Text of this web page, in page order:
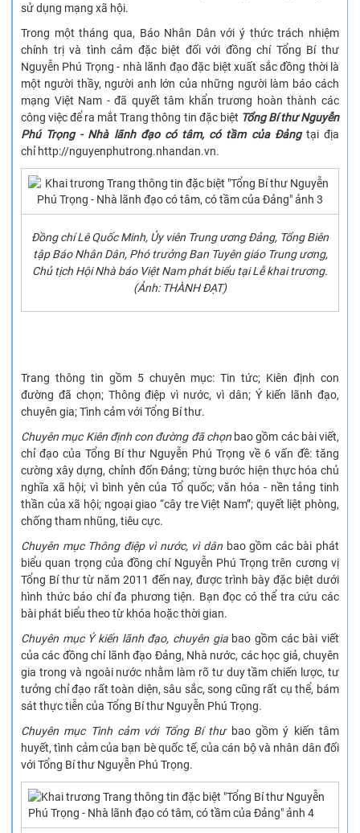
sử dụng mạng xã hội.
Trong một tháng qua, Báo Nhân Dân với ý thức trách nhiệm
chính trị và tình cảm đặc biệt đối với đồng chí Tổng Bí thư
Nguyễn Phú Trọng - nhà lãnh đạo đặc biệt xuất sắc đồng thời là
một người thầy, người anh lớn của những người làm báo cách
mạng Việt Nam - đã quyết tâm khẩn trương hoàn thành các
công việc để ra mắt Trang thông tin đặc biệt Tổng Bí thư Nguyễn
Phú Trọng - Nhà lãnh đạo có tâm, có tầm của Đảngtại địa
chỉ http://nguyenphutrong.nhandan.vn.
Đồng chí Lê Quốc Minh, Ủy viên Trung ương Đảng, Tổng Biên
tập Báo Nhân Dân, Phó trưởng Ban Tuyên giáo Trung ương,
Chủ tịch Hội Nhà báo Việt Nam phát biểu tại Lễ khai trương.
(Ảnh: THÀNH ĐẠT)
Trang thông tin gồm 5 chuyên mục: Tin tức; Kiên định con
đường đã chọn; Thông điệp vì nước, vì dân; Ý kiến lãnh đạo,
chuyên gia; Tình cảm với Tổng Bí thư.
Chuyên mục Kiên định con đường đã chọnbao gồm các bài viết,
chỉ đạo của Tổng Bí thư Nguyễn Phú Trọng về 6 vấn đề: tăng
cường xây dựng, chỉnh đốn Đảng; từng bước hiện thực hóa chủ
nghĩa xã hội; vì bình yên của Tổ quốc; văn hóa - nền tảng tinh
thần của xã hội; ngoại giao “cây tre Việt Nam”; quyết liệt phòng,
chống tham nhũng, tiêu cực.
Chuyên mục Thông điệp vì nước, vì dân bao gồm các bài phát
biểu quan trọng của đồng chí Nguyễn Phú Trọng trên cương vị
Tổng Bí thư từ năm 2011 đến nay, được trình bày đặc biệt dưới
hình thức báo chí đa phương tiện. Bạn đọc có thể tra cứu các
bài phát biểu theo từ khóa hoặc thời gian.
Chuyên mục Ý kiến lãnh đạo, chuyên giabao gồm các bài viết
của các đồng chí lãnh đạo Đảng, Nhà nước, các học giả, chuyên
gia trong và ngoài nước nhằm làm rõ tư duy tầm chiến lược, tư
tưởng chỉ đạo rất toàn diện, sâu sắc, song cũng rất cụ thể, bám
sát thực tiễn của Tổng Bí thư Nguyễn Phú Trọng.
Chuyên mục Tình cảm với Tổng Bí thư bao gồm ý kiến tâm
huyết, tình cảm của bạn bè quốc tế, của cán bộ và nhân dân đối
với Tổng Bí thư Nguyễn Phú Trọng.